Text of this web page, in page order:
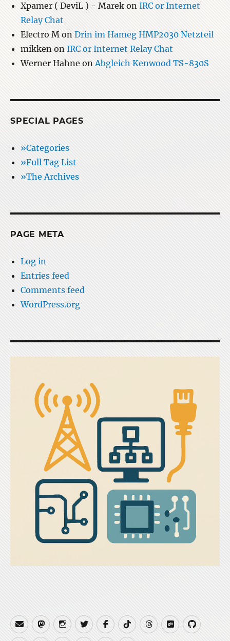
Xpamer ( DeviL ) - Marekon IRC or Internet
Relay Chat
Electro M onDrin im Hameg HMP2030 Netzteil
mikken onIRC or Internet Relay Chat
Werner HahneonAbgleich Kenwood TS-830S
SPECIAL PAGES
»Categories
»Full Tag List
»The Archives
PAGE META
Log in
Entries feed
Comments feed
WordPress.org
EmailMastodonInstagram
TwitterFacebook
TikTokThreadsGiteaGitHub